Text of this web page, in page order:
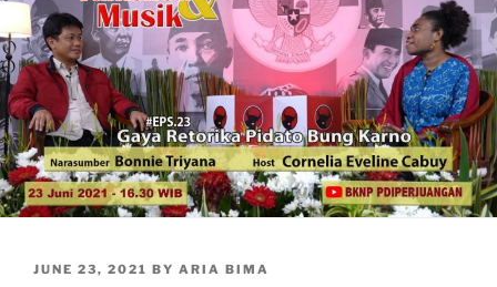
POSTED
JUNE 23, 2021 BY ARIA BIMA